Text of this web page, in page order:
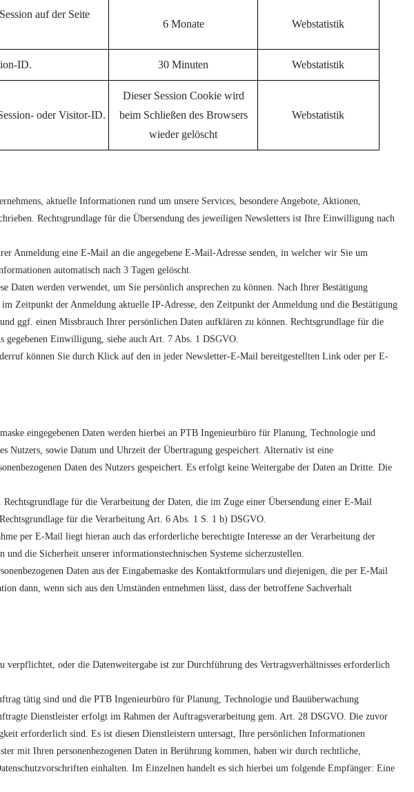
auf der Seite
6 Monate Webstatistik
ID. 30 Minuten Webstatistik
oder Visitor-ID.
Dieser Session Cookie wird
beim Schließen des Browsers
wieder gelöscht
Webstatistik
aktuelle Informationen rund um unsere Services, besondere Angebote, Aktionen,
Rechtsgrundlage für die Übersendung des jeweiligen Newsletters ist Ihre Einwilligung nach
Anmeldung eine E-Mail an die angegebene E-Mail-Adresse senden, in welcher wir Sie um
automatisch nach 3 Tagen gelöscht.
werden verwendet, um Sie persönlich ansprechen zu können. Nach Ihrer Bestätigung
Zeitpunkt der Anmeldung aktuelle IP-Adresse, den Zeitpunkt der Anmeldung und die Bestätigung
ggf. einen Missbrauch Ihrer persönlichen Daten aufklären zu können. Rechtsgrundlage für die
Einwilligung, siehe auch Art. 7 Abs. 1 DSGVO.
können Sie durch Klick auf den in jeder Newsletter-E-Mail bereitgestellten Link oder per E-
eingegebenen Daten werden hierbei an PTB Ingenieurbüro für Planung, Technologie und
Nutzers, sowie Datum und Uhrzeit der Übertragung gespeichert. Alternativ ist eine
Daten des Nutzers gespeichert. Es erfolgt keine Weitergabe der Daten an Dritte. Die
für die Verarbeitung der Daten, die im Zuge einer Übersendung einer E-Mail
für die Verarbeitung Art. 6 Abs. 1 S. 1 b) DSGVO.
per E-Mail liegt hieran auch das erforderliche berechtigte Interesse an der Verarbeitung der
die Sicherheit unserer informationstechnischen Systeme sicherzustellen.
Daten aus der Eingabemaske des Kontaktformulars und diejenigen, die per E-Mail
dann, wenn sich aus den Umständen entnehmen lässt, dass der betroffene Sachverhalt
oder die Datenweitergabe ist zur Durchführung des Vertragsverhältnisses erforderlich
tätig sind und die PTB Ingenieurbüro für Planung, Technologie und Bauüberwachung
Dienstleister erfolgt im Rahmen der Auftragsverarbeitung gem. Art. 28 DSGVO. Die zuvor
erforderlich sind. Es ist diesen Dienstleistern untersagt, Ihre persönlichen Informationen
mit Ihren personenbezogenen Daten in Berührung kommen, haben wir durch rechtliche,
einhalten. Im Einzelnen handelt es sich hierbei um folgende Empfänger: Eine